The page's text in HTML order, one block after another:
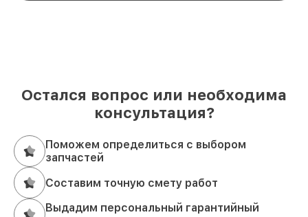
Остался вопрос или необходима
консультация?
Поможем определиться с выбором
запчастей
Составим точную смету работ
Выдадим персональный гарантийный